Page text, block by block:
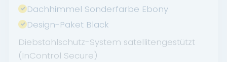
Dachhimmel Sonderfarbe Ebony
Design-Paket Black
Diebstahlschutz-System satellitengestützt
(InControl Secure)